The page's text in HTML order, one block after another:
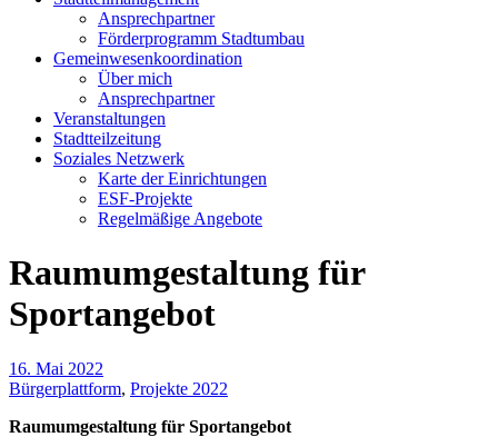
Ansprechpartner
Förderprogramm Stadtumbau
Gemeinwesenkoordination
Über mich
Ansprechpartner
Veranstaltungen
Stadtteilzeitung
Soziales Netzwerk
Karte der Einrichtungen
ESF-Projekte
Regelmäßige Angebote
Raumumgestaltung für
Sportangebot
16. Mai 2022
Bürgerplattform, Projekte 2022
Raumumgestaltung für Sportangebot